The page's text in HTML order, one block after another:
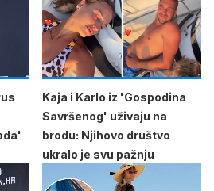
Kaja i Karlo iz 'Gospodina
Savršenog' uživaju na
brodu: Njihovo društvo
ukralo je svu pažnju